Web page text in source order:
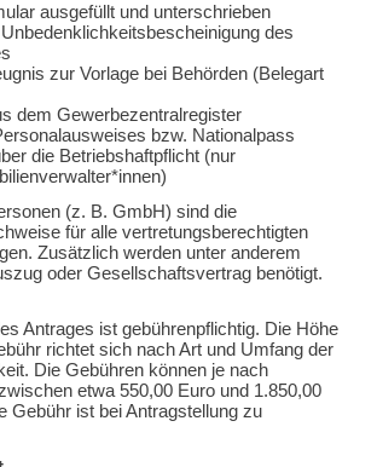
ausgefüllt und unterschrieben
des
zur Vorlage bei Behörden (Belegart
dem Gewerbezentralregister
bzw. Nationalpass
die Betriebshaftpflicht (nur
(z. B. GmbH) sind die
für alle vertretungsberechtigten
Zusätzlich werden unter anderem
oder Gesellschaftsvertrag benötigt.
Antrages ist gebührenpflichtig. Die Höhe
richtet sich nach Art und Umfang der
Die Gebühren können je nach
etwa 550,00 Euro und 1.850,00
Gebühr ist bei Antragstellung zu